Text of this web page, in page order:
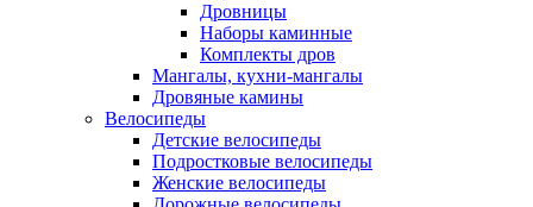
Дровницы
Наборы каминные
Комплекты дров
Мангалы, кухни-мангалы
Дровяные камины
Велосипеды
Детские велосипеды
Подростковые велосипеды
Женские велосипеды